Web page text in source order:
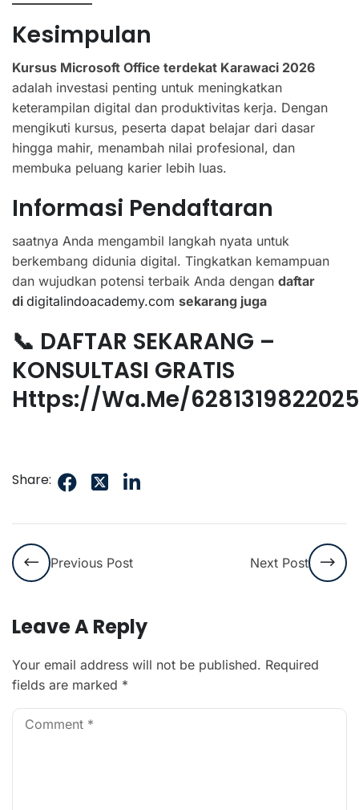
Kesimpulan
Kursus Microsoft Office terdekat Karawaci 2026
adalah investasi penting untuk meningkatkan
keterampilan digital dan produktivitas kerja. Dengan
mengikuti kursus, peserta dapat belajar dari dasar
hingga mahir, menambah nilai profesional, dan
membuka peluang karier lebih luas.
Informasi Pendaftaran
saatnya Anda mengambil langkah nyata untuk
berkembang didunia digital. Tingkatkan kemampuan
dan wujudkan potensi terbaik Anda dengan daftar
di digitalindoacademy.com sekarang juga
📞 DAFTAR SEKARANG –
KONSULTASI GRATIS
Https://wa.me/6281319822025
Share:
Previous Post Next Post
Leave A Reply
Your email address will not be published. Required
fields are marked *